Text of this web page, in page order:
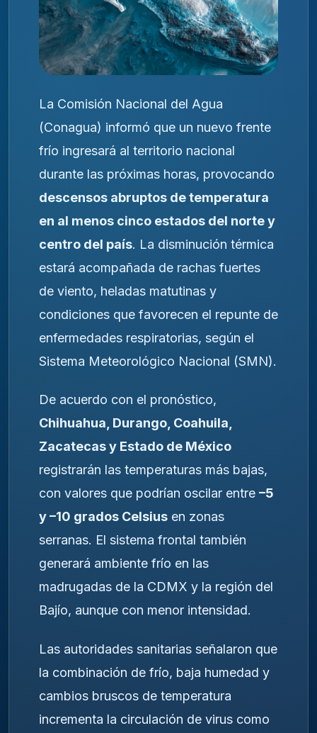
La Comisión Nacional del Agua
(Conagua) informó que un nuevo frente
frío ingresará al territorio nacional
durante las próximas horas, provocando
descensos abruptos de temperatura
en al menos cinco estados del norte y
centro del país. La disminución térmica
estará acompañada de rachas fuertes
de viento, heladas matutinas y
condiciones que favorecen el repunte de
enfermedades respiratorias, según el
Sistema Meteorológico Nacional (SMN).
De acuerdo con el pronóstico,
Chihuahua, Durango, Coahuila,
Zacatecas y Estado de México
registrarán las temperaturas más bajas,
con valores que podrían oscilar entre –5
y –10 grados Celsius en zonas
serranas. El sistema frontal también
generará ambiente frío en las
madrugadas de la CDMX y la región del
Bajío, aunque con menor intensidad.
Las autoridades sanitarias señalaron que
la combinación de frío, baja humedad y
cambios bruscos de temperatura
incrementa la circulación de virus como